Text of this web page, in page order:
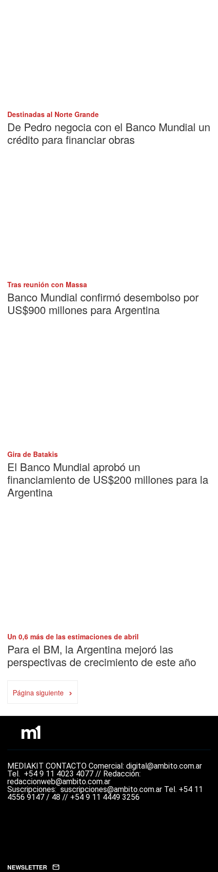
Destinadas al Norte Grande
De Pedro negocia con el Banco Mundial un
crédito para financiar obras
Tras reunión con Massa
Banco Mundial confirmó desembolso por
US$900 millones para Argentina
Gira de Batakis
El Banco Mundial aprobó un
financiamiento de US$200 millones para la
Argentina
Un 0,6 más de las estimaciones de abril
Para el BM, la Argentina mejoró las
perspectivas de crecimiento de este año
Página siguiente ›
MEDIAKIT CONTACTO Comercial: digital@ambito.com.ar
Tel. +54 9 11 4023 4077 // Redacción:
redaccionweb@ambito.com.ar
Suscripciones: suscripciones@ambito.com.ar Tel. +54 11
4556 9147 / 48 // +54 9 11 4449 3256
NEWSLETTER